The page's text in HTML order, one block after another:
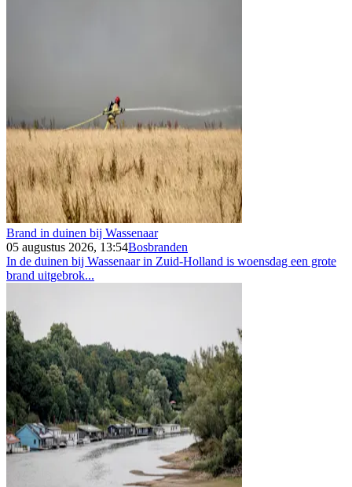
Brand in duinen bij Wassenaar
05 augustus 2026, 13:54Bosbranden
In de duinen bij Wassenaar in Zuid-Holland is woensdag een grote
brand uitgebrok...